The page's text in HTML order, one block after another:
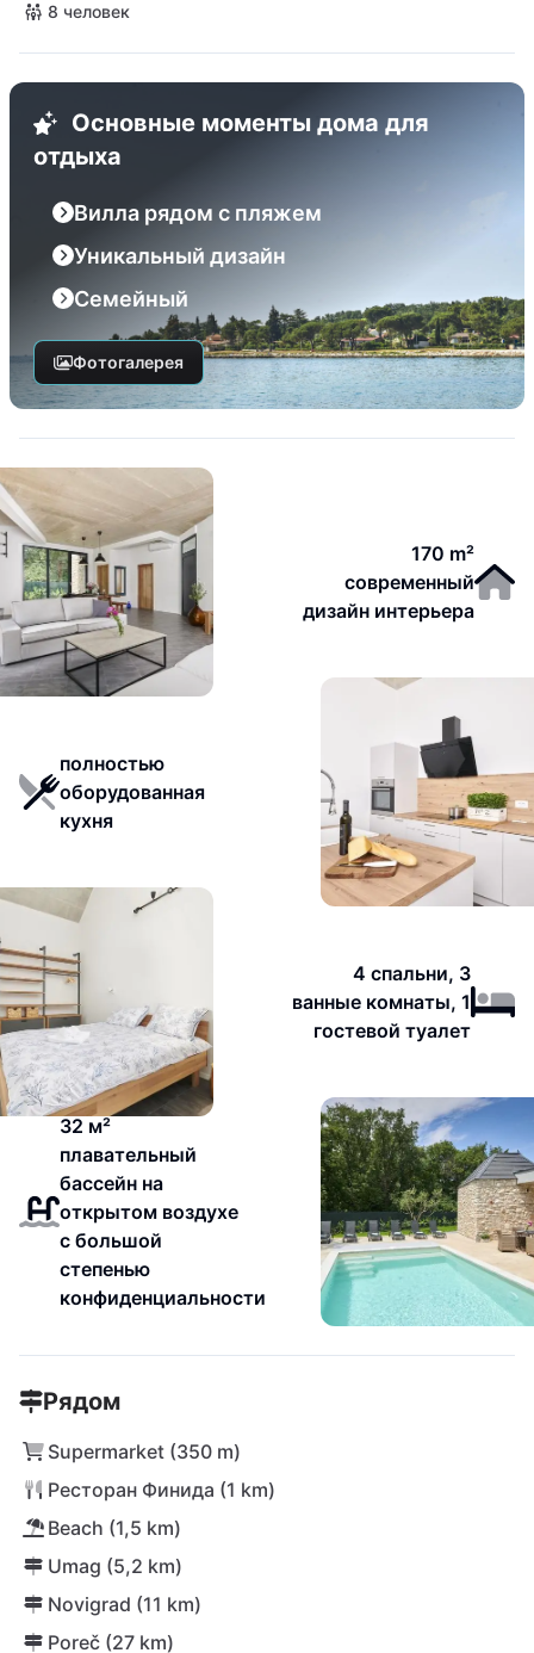
8 человек
Основные моменты дома для
отдыха
Вилла рядом с пляжем
Уникальный дизайн
Семейный
Фотогалерея
170 m²
современный
дизайн интерьера
полностью
оборудованная
кухня
4 спальни, 3
ванные комнаты, 1
гостевой туалет
32 м²
плавательный
бассейн на
открытом воздухе
с большой
степенью
конфиденциальности
Рядом
Supermarket (350 m)
Ресторан Финида (1 km)
Beach (1,5 km)
Umag (5,2 km)
Novigrad (11 km)
Poreč (27 km)